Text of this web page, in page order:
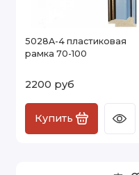
5028A-4 пластиковая
рамка 70-100
2200 руб
Купить